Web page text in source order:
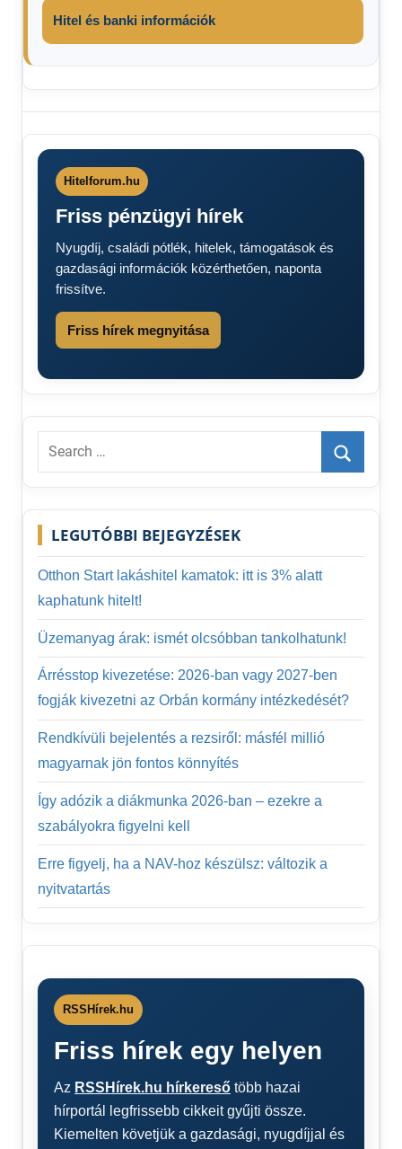
Hitel és banki információk
pótlék
utalás
Családi
dátumok
Október
Hitelforum.hu
Friss pénzügyi hírek
Nyugdíj, családi pótlék, hitelek, támogatások és
gazdasági információk közérthetően, naponta
frissítve.
Friss hírek megnyitása
Search
Search
LEGUTÓBBI BEJEGYZÉSEK
Otthon Start lakáshitel kamatok: itt is 3% alatt
kaphatunk hitelt!
Üzemanyag árak: ismét olcsóbban tankolhatunk!
Árrésstop kivezetése: 2026-ban vagy 2027-ben
fogják kivezetni az Orbán kormány intézkedését?
Rendkívüli bejelentés a rezsiről: másfél millió
magyarnak jön fontos könnyítés
Így adózik a diákmunka 2026-ban – ezekre a
szabályokra figyelni kell
Erre figyelj, ha a NAV-hoz készülsz: változik a
nyitvatartás
RSSHírek.hu
Friss hírek egy helyen
Az RSSHírek.hu hírkereső több hazai
hírportál legfrissebb cikkeit gyűjti össze.
Kiemelten követjük a gazdasági, nyugdíjjal és